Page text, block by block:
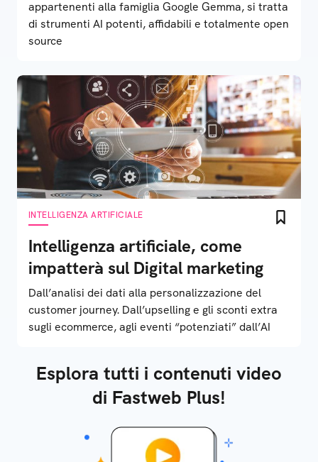
appartenenti alla famiglia Google Gemma, si tratta
di strumenti AI potenti, affidabili e totalmente open
source
INTELLIGENZA ARTIFICIALE
Intelligenza artificiale, come
impatterà sul Digital marketing
Dall’analisi dei dati alla personalizzazione del
customer journey. Dall’upselling e gli sconti extra
sugli ecommerce, agli eventi “potenziati” dall’AI
Esplora tutti i contenuti video
di Fastweb Plus!